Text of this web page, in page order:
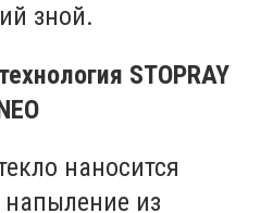
зной.
STOPRAY
наносится
из